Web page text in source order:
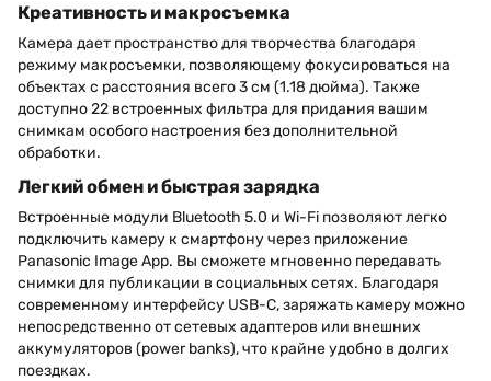
Креативность и макросъемка
Камера дает пространство для творчества благодаря
режиму макросъемки, позволяющему фокусироваться на
объектах с расстояния всего 3 см (1.18 дюйма). Также
доступно 22 встроенных фильтра для придания вашим
снимкам особого настроения без дополнительной
обработки.
Легкий обмен и быстрая зарядка
Встроенные модули Bluetooth 5.0 и Wi-Fi позволяют легко
подключить камеру к смартфону через приложение
Panasonic Image App. Вы сможете мгновенно передавать
снимки для публикации в социальных сетях. Благодаря
современному интерфейсу USB-C, заряжать камеру можно
непосредственно от сетевых адаптеров или внешних
аккумуляторов (power banks), что крайне удобно в долгих
поездках.